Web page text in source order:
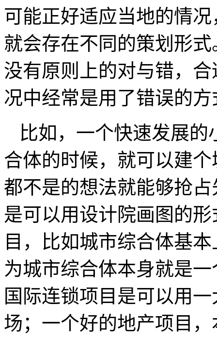
可能正好适应当地的情
就会存在不同的策划形
没有原则上的对与错，
况中经常是用了错误的
比如，一个快速发展
合体的时候，就可以建
都不是的想法就能够抢
是可以用设计院画图的
目，比如城市综合体基
为城市综合体本身就是
国际连锁项目是可以用
场；一个好的地产项目